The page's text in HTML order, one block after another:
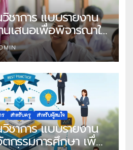
ชาการ แบบรายงาน
นเสนอเพื่อพิจารณาใน
วงใจ ประจำปี 2568
ร สำหรับครู สำหรับผู้สนใจ
ชาการ แบบรายงาน
กรรมการศึกษา เพื่อ